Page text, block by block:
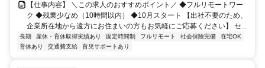
【仕事内容】 ＼この求人のおすすめポイント／ ◆フルリモートワー
ク ◆残業少なめ（10時間以内） ◆10月スタート 【出社不要のため、
企業所在地から遠方にお住まいの方もお気軽にご応募ください】 セ...
長期 産休・育休取得実績あり 固定時間制 フルリモート 社会保険完備
在宅OK
育休あり
交通費支給 育児サポートあり